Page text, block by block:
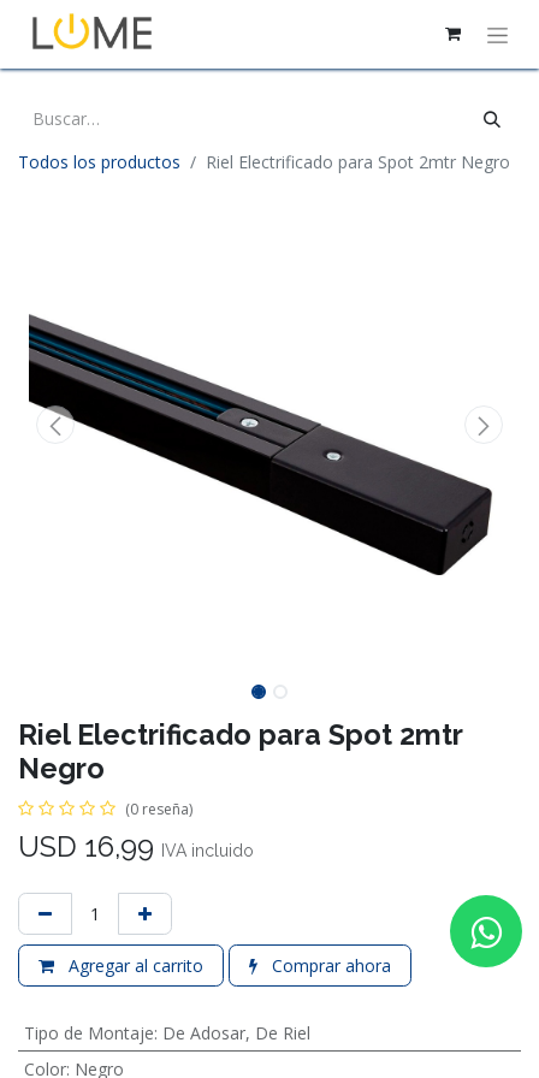
Todos los productos Riel Electrificado para Spot 2mtr Negro
Riel Electrificado para Spot 2mtr
Negro
(0 reseña)
USD 16,99 IVA incluido
Agregar al carrito Comprar ahora
Tipo de Montaje: De Adosar, De Riel
Color: Negro